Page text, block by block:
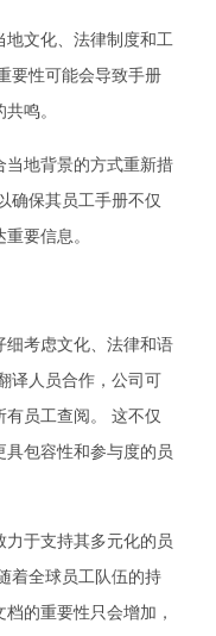
文化、法律制度和工
要性可能会导致手册
鸣。
地背景的方式重新措
确保其员工手册不仅
要信息。
考虑文化、法律和语
译人员合作，公司可
员工查阅。 这不仅
包容性和参与度的员
于支持其多元化的员
着全球员工队伍的持
的重要性只会增加，